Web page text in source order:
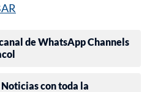
de WhatsApp Channels
con toda la